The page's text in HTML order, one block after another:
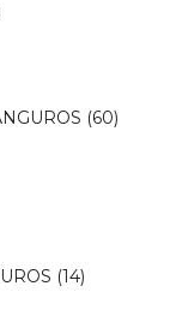
(60)
(14)